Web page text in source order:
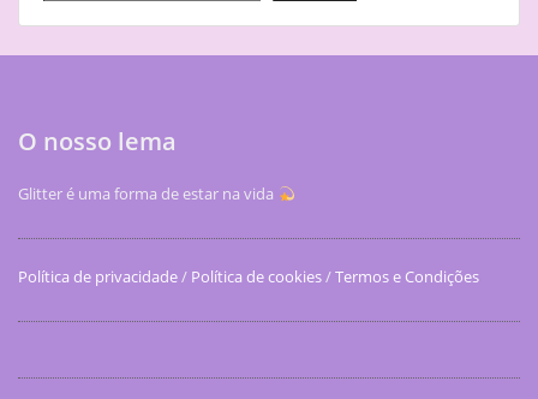
O nosso lema
Glitter é uma forma de estar na vida
Política de privacidade/ Política de cookies/Termos e Condições